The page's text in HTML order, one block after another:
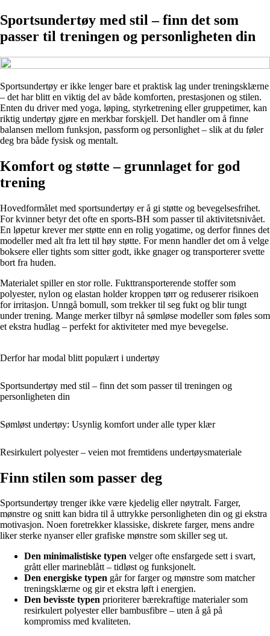
Sportsundertøy med stil – finn det som
passer til treningen og personligheten din
Sportsundertøy er ikke lenger bare et praktisk lag under treningsklærne
– det har blitt en viktig del av både komforten, prestasjonen og stilen.
Enten du driver med yoga, løping, styrketrening eller gruppetimer, kan
riktig undertøy gjøre en merkbar forskjell. Det handler om å finne
balansen mellom funksjon, passform og personlighet – slik at du føler
deg bra både fysisk og mentalt.
Komfort og støtte – grunnlaget for god
trening
Hovedformålet med sportsundertøy er å gi støtte og bevegelsesfrihet.
For kvinner betyr det ofte en sports-BH som passer til aktivitetsnivået.
En løpetur krever mer støtte enn en rolig yogatime, og derfor finnes det
modeller med alt fra lett til høy støtte. For menn handler det om å velge
boksere eller tights som sitter godt, ikke gnager og transporterer svette
bort fra huden.
Materialet spiller en stor rolle. Fukttransporterende stoffer som
polyester, nylon og elastan holder kroppen tørr og reduserer risikoen
for irritasjon. Unngå bomull, som trekker til seg fukt og blir tungt
under trening. Mange merker tilbyr nå sømløse modeller som føles som
et ekstra hudlag – perfekt for aktiviteter med mye bevegelse.
Derfor har modal blitt populært i undertøy
Sportsundertøy med stil – finn det som passer til treningen og
personligheten din
Sømløst undertøy: Usynlig komfort under alle typer klær
Resirkulert polyester – veien mot fremtidens undertøysmateriale
Finn stilen som passer deg
Sportsundertøy trenger ikke være kjedelig eller nøytralt. Farger,
mønstre og snitt kan bidra til å uttrykke personligheten din og gi ekstra
motivasjon. Noen foretrekker klassiske, diskrete farger, mens andre
liker sterke nyanser eller grafiske mønstre som skiller seg ut.
Den minimalistiske typen velger ofte ensfargede sett i svart,
grått eller marineblått – tidløst og funksjonelt.
Den energiske typen går for farger og mønstre som matcher
treningsklærne og gir et ekstra løft i energien.
Den bevisste typen prioriterer bærekraftige materialer som
resirkulert polyester eller bambusfibre – uten å gå på
kompromiss med kvaliteten.